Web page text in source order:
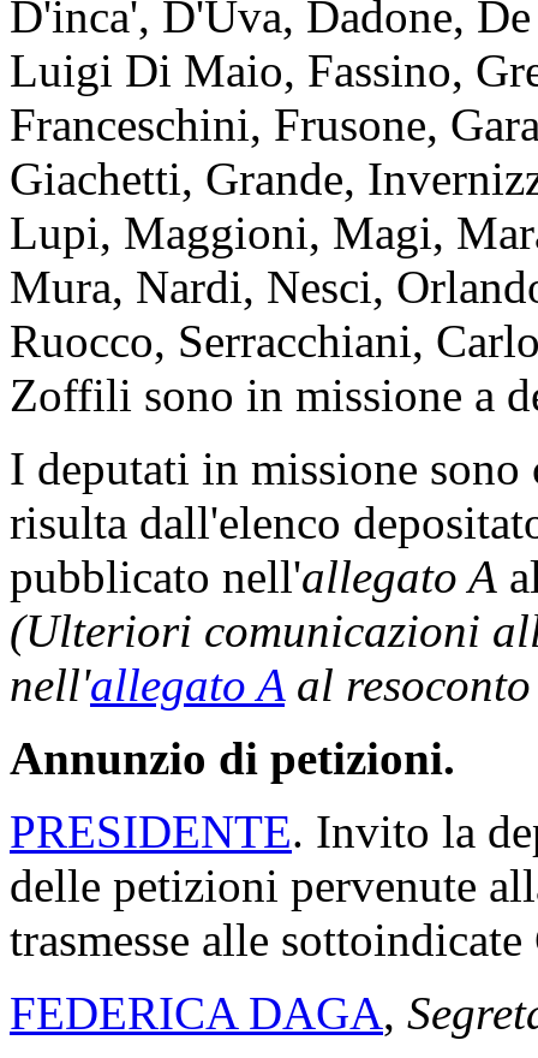
D'inca', D'Uva, Dadone,
Luigi Di Maio, Fassino,
Franceschini, Frusone,
Giachetti, Grande,
Lupi, Maggioni, Magi,
Mura, Nardi, Nesci,
Ruocco, Serracchiani,
Zoffili sono in missione a
I deputati in missione sono
risulta dall'elenco
pubblicato nell'allegato A
(Ulteriori comunicazioni
nell'allegato Aal
Annunzio di petizioni.
PRESIDENTE. Invito la
delle petizioni pervenute
trasmesse alle
FEDERICA DAGA,